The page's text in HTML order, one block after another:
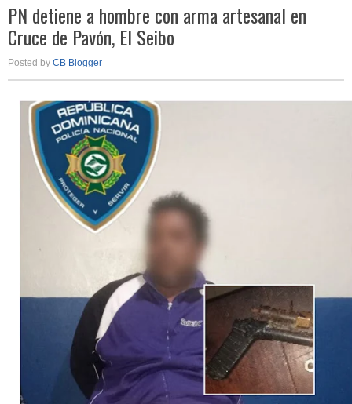
PN detiene a hombre con arma artesanal en
Cruce de Pavón, El Seibo
Posted by CB Blogger